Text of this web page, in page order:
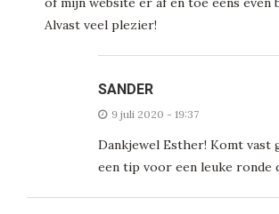
Alvast veel plezier!
SANDER
9 juli 2020 - 19:37
Dankjewel Esther! Komt vast
een tip voor een leuke ronde